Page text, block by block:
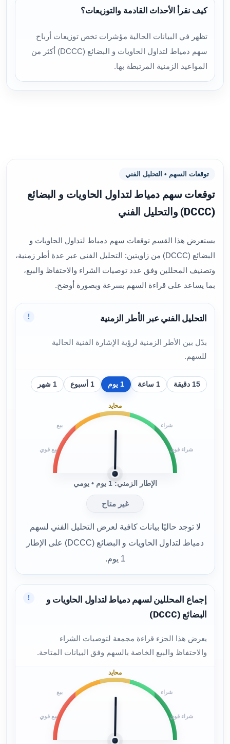
كيف نقرأ الأحداث القادمة والتوزيعات؟
تظهر في البيانات الحالية مؤشرات تخص توزيعات أرباح
سهم دمياط لتداول الحاويات و البضائع (DCCC) أكثر من
المواعيد الزمنية المرتبطة بها.
توقعات السهم • التحليل الفني
توقعات سهم دمياط لتداول الحاويات و البضائع
(DCCC) والتحليل الفني
يستعرض هذا القسم توقعات سهم دمياط لتداول الحاويات و
البضائع (DCCC) من زاويتين: التحليل الفني عبر عدة أطر زمنية،
وتصنيف المحللين وفق عدد توصيات الشراء والاحتفاظ والبيع،
بما يساعد على قراءة السهم بسرعة وبصورة أوضح.
التحليل الفني عبر الأطر الزمنية
بدّل بين الأطر الزمنية لرؤية الإشارة الفنية الحالية
للسهم.
!
15 دقيقة 1 ساعة 1 يوم 1 أسبوع 1 شهر
بيع قوي
بيع
محايد
شراء
شراء قوي
الإطار الزمني: 1 يوم • يومي
غير متاح
لا توجد حاليًا بيانات كافية لعرض التحليل الفني لسهم
دمياط لتداول الحاويات و البضائع (DCCC) على الإطار
1 يوم.
إجماع المحللين لسهم دمياط لتداول الحاويات و
البضائع (DCCC)
يعرض هذا الجزء قراءة مجمعة لتوصيات الشراء
والاحتفاظ والبيع الخاصة بالسهم وفق البيانات المتاحة.
!
بيع قوي
بيع
محايد
شراء
شراء قوي